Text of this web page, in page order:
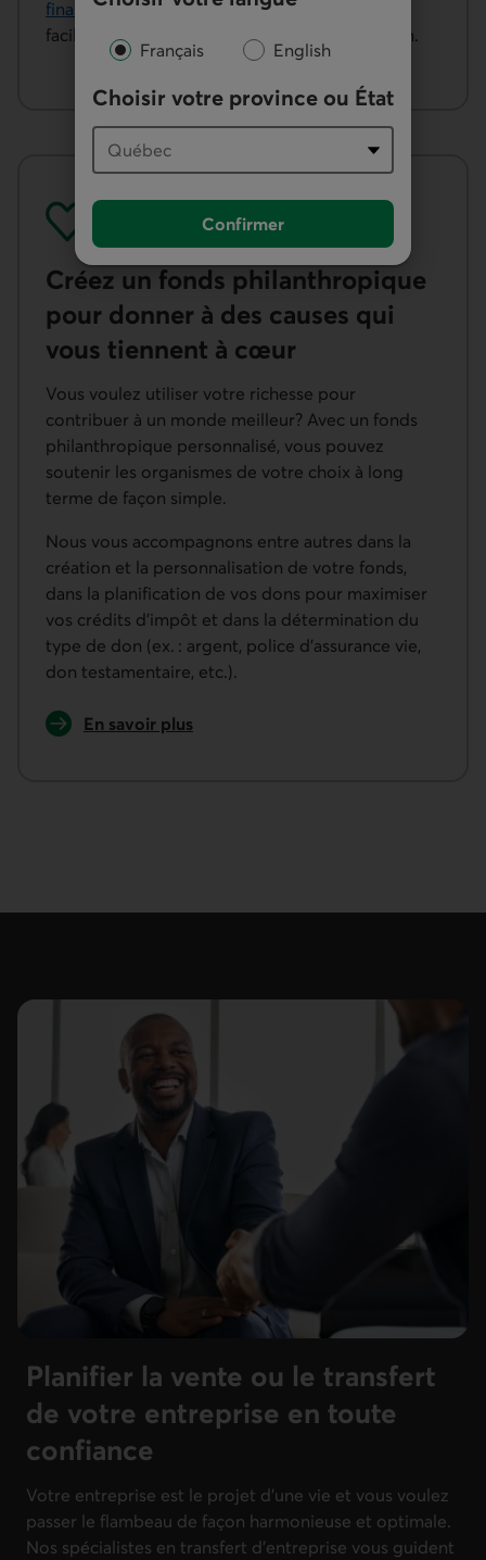
Français English
Choisir votre province ou État
Confirmer
financiers de Desjardins Bank, conçus pour
faciliter la gestion de vos finances au quotidien.
Créez un fonds philanthropique
pour donner à des causes qui
vous tiennent à cœur
Vous voulez utiliser votre richesse pour
contribuer à un monde meilleur? Avec un fonds
philanthropique personnalisé, vous pouvez
soutenir les organismes de votre choix à long
terme de façon simple.
Nous vous accompagnons entre autres dans la
création et la personnalisation de votre fonds,
dans la planification de vos dons pour maximiser
vos crédits d’impôt et dans la détermination du
type de don (ex. : argent, police d’assurance vie,
don testamentaire, etc.).
En savoir plus
Planifier la vente ou le transfert
de votre entreprise en toute
confiance
Votre entreprise est le projet d’une vie et vous voulez
passer le flambeau de façon harmonieuse et optimale.
Nos spécialistes en transfert d’entreprise vous guident